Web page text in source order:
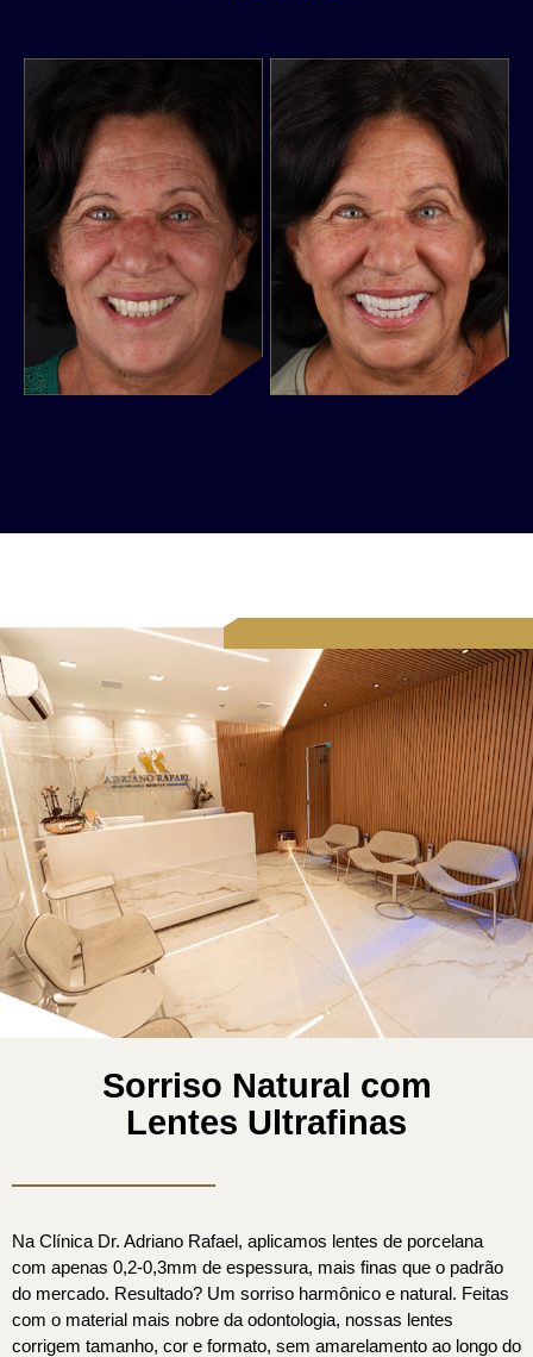
Sorriso Natural com
Lentes Ultrafinas
Na Clínica Dr. Adriano Rafael, aplicamos lentes de porcelana
com apenas 0,2-0,3mm de espessura, mais finas que o padrão
do mercado. Resultado? Um sorriso harmônico e natural. Feitas
com o material mais nobre da odontologia, nossas lentes
corrigem tamanho, cor e formato, sem amarelamento ao longo do